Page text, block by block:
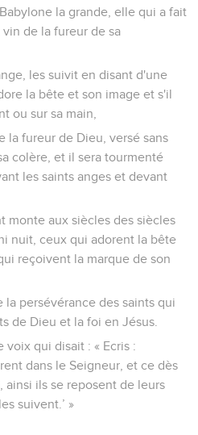
la grande, elle qui a fait
de la fureur de sa
les suivit en disant d'une
la bête et son image et s'il
ou sur sa main,
la fureur de Dieu, versé sans
colère, et il sera tourmenté
les saints anges et devant
monte aux siècles des siècles
nuit, ceux qui adorent la bête
reçoivent la marque de son
la persévérance des saints qui
de Dieu et la foi en Jésus.
qui disait : « Ecris :
dans le Seigneur, et ce dès
ainsi ils se reposent de leurs
suivent.’ »